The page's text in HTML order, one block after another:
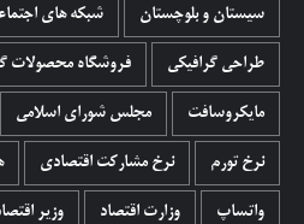
سیستان و بلوچستان شبکه های
طراحی گرافیکی فروشگاه محصولات
مایکروسافت مجلس شورای اسلامی
نرخ تورم نرخ مشارکت اقتصادی
واتساپ وزارت اقتصاد وزیر